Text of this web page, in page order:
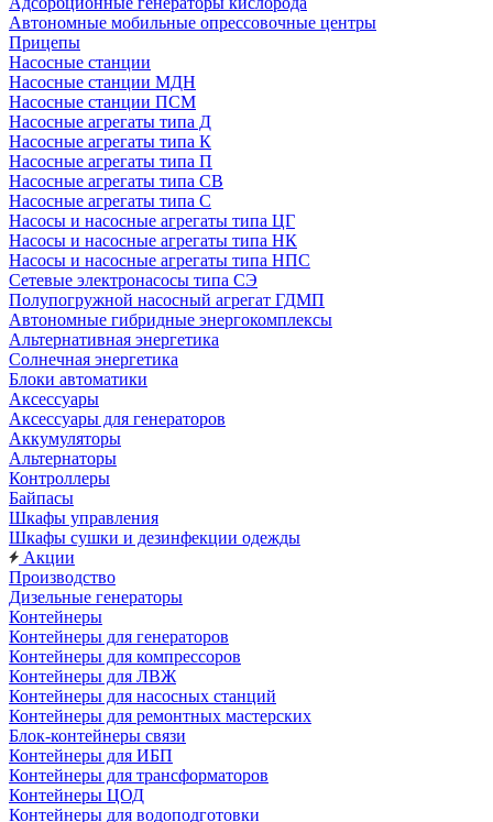
Автономные мобильные опрессовочные центры
Прицепы
Насосные станции
Насосные станции МДН
Насосные станции ПСМ
Насосные агрегаты типа Д
Насосные агрегаты типа К
Насосные агрегаты типа П
Насосные агрегаты типа СВ
Насосные агрегаты типа С
Насосы и насосные агрегаты типа ЦГ
Насосы и насосные агрегаты типа НК
Насосы и насосные агрегаты типа НПС
Сетевые электронасосы типа СЭ
Полупогружной насосный агрегат ГДМП
Автономные гибридные энергокомплексы
Альтернативная энергетика
Солнечная энергетика
Блоки автоматики
Аксессуары
Аксессуары для генераторов
Аккумуляторы
Альтернаторы
Контроллеры
Байпасы
Шкафы управления
Шкафы сушки и дезинфекции одежды
Акции
Производство
Дизельные генераторы
Контейнеры
Контейнеры для генераторов
Контейнеры для компрессоров
Контейнеры для ЛВЖ
Контейнеры для насосных станций
Контейнеры для ремонтных мастерских
Блок-контейнеры связи
Контейнеры для ИБП
Контейнеры для трансформаторов
Контейнеры ЦОД
Контейнеры для водоподготовки